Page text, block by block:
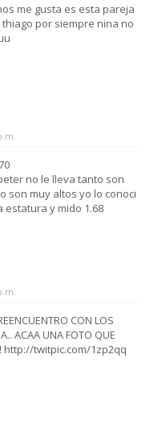
me gusta es esta pareja
por siempre nina no
no le lleva tanto son
son muy altos yo lo conoci
estatura y mido 1.68
CON LOS
ACAA UNA FOTO QUE
http://twitpic.com/1zp2qq